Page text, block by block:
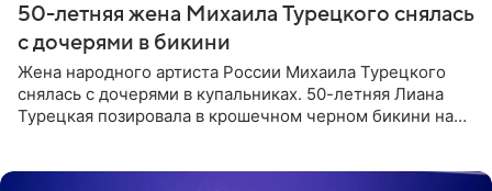
50-летняя жена Михаила Турецкого снялась
с дочерями в бикини
Жена народного артиста России Михаила Турецкого
снялась с дочерями в купальниках. 50-летняя Лиана
Турецкая позировала в крошечном черном бикини на